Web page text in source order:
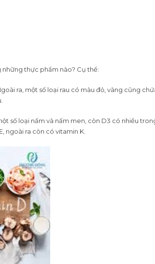
thực phẩm nào? Cụ thể:
ra, một số loại rau có màu đỏ, vàng cũng
số loại nấm và nấm men, còn D3 có nhiều
ngoài ra còn có vitamin K.